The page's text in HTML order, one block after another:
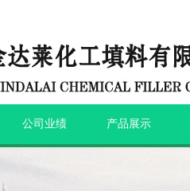
公司业绩 产品展示